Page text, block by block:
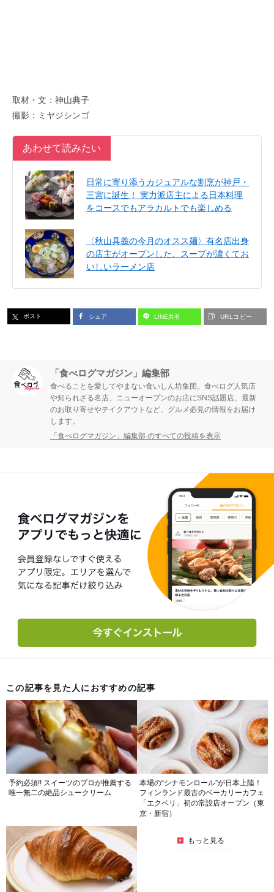
取材・文：神山典子
撮影：ミヤジシンゴ
あわせて読みたい
日常に寄り添うカジュアルな割烹が神戸・
三宮に誕生！ 実力派店主による日本料理
をコースでもアラカルトでも楽しめる
〈秋山具義の今月のオスス麺〉有名店出身
の店主がオープンした、スープが濃くてお
いしいラーメン店
ポスト シェア LINE共有 URLコピー
「食べログマガジン」編集部
食べることを愛してやまない食いしん坊集団。食べログ人気店
や知られざる名店、ニューオープンのお店にSNS話題店、最新
のお取り寄せやテイクアウトなど、グルメ必見の情報をお届け
します。
「食べログマガジン」編集部 のすべての投稿を表示
この記事を見た人におすすめの記事
予約必須!! スイーツのプロが推薦する
唯一無二の絶品シュークリーム
本場の“シナモンロール”が日本上陸！
フィンランド最古のベーカリーカフェ
「エクベリ」初の常設店オープン（東
京・新宿）
もっと見る